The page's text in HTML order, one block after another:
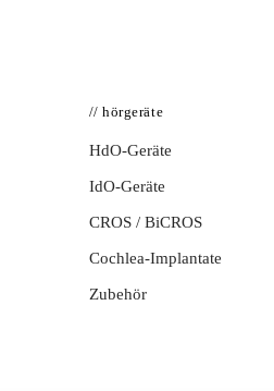
// hörgeräte
HdO-Geräte
IdO-Geräte
CROS / BiCROS
Cochlea-Implantate
Zubehör